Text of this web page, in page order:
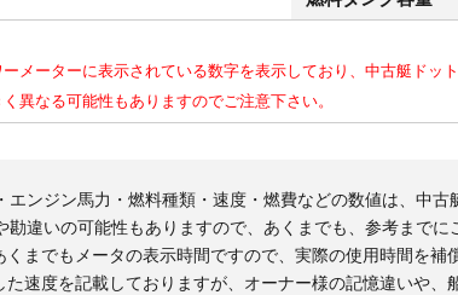
メーターに表示されている数字を表示しており、中古艇ドッ
異なる可能性もありますのでご注意下さい。
ンジン馬力・燃料種類・速度・燃費などの数値は、中
違いの可能性もありますので、あくまでも、参考まで
までもメータの表示時間ですので、実際の使用時間を補
速度を記載しておりますが、オーナー様の記憶違いや